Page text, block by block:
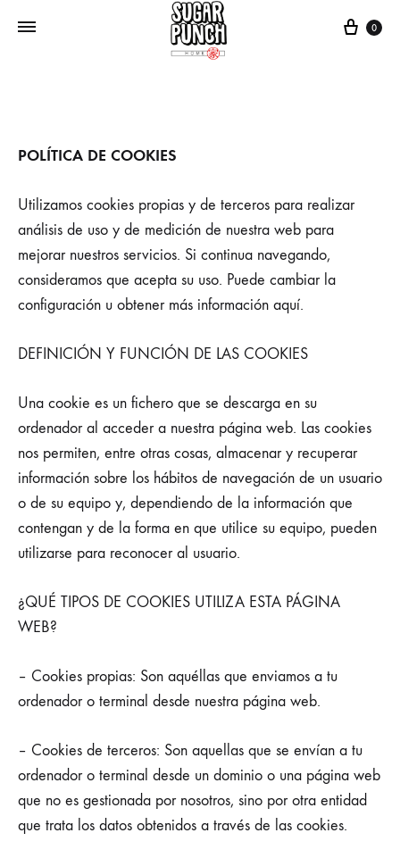
Cart
0
POLÍTICA DE COOKIES
Utilizamos cookies propias y de terceros para realizar
análisis de uso y de medición de nuestra web para
mejorar nuestros servicios. Si continua navegando,
consideramos que acepta su uso. Puede cambiar la
configuración u obtener más información aquí.
DEFINICIÓN Y FUNCIÓN DE LAS COOKIES
Una cookie es un fichero que se descarga en su
ordenador al acceder a nuestra página web. Las cookies
nos permiten, entre otras cosas, almacenar y recuperar
información sobre los hábitos de navegación de un usuario
o de su equipo y, dependiendo de la información que
contengan y de la forma en que utilice su equipo, pueden
utilizarse para reconocer al usuario.
¿QUÉ TIPOS DE COOKIES UTILIZA ESTA PÁGINA
WEB?
– Cookies propias: Son aquéllas que enviamos a tu
ordenador o terminal desde nuestra página web.
– Cookies de terceros: Son aquellas que se envían a tu
ordenador o terminal desde un dominio o una página web
que no es gestionada por nosotros, sino por otra entidad
que trata los datos obtenidos a través de las cookies.